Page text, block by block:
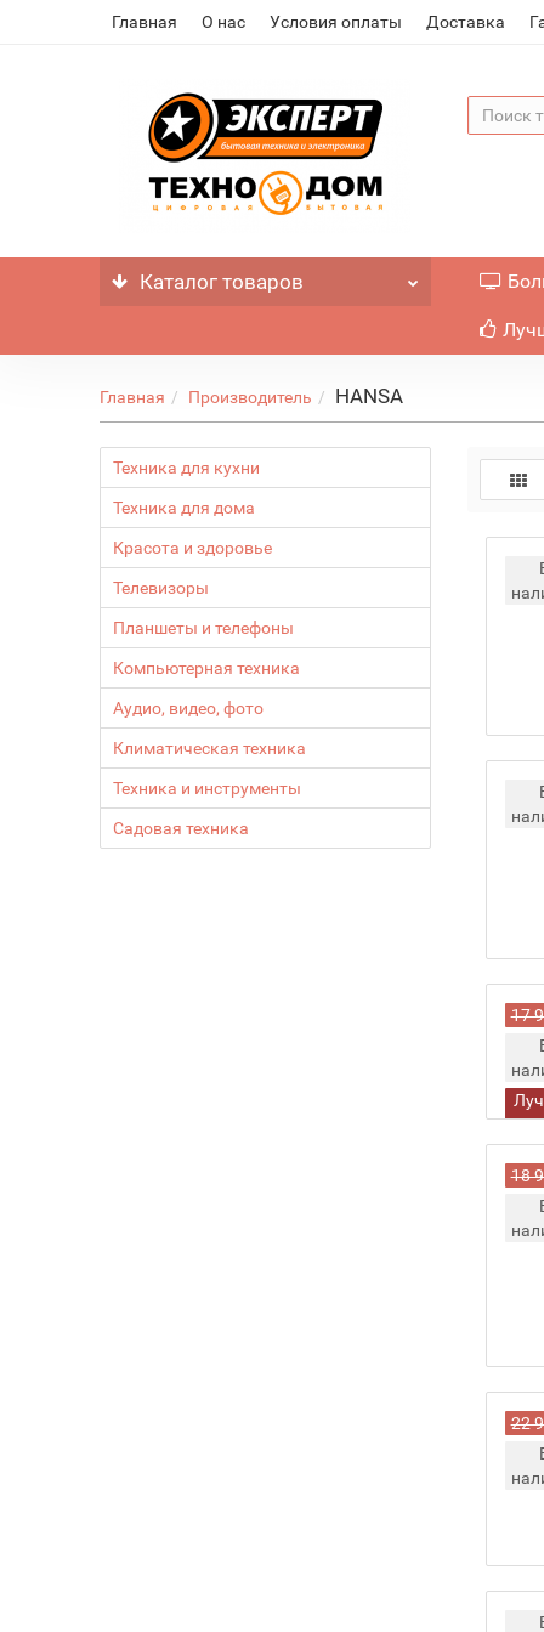
Главная О нас Условия оплаты Доставка
Каталог товаров
Главная Производитель HANSA
Техника для кухни
Техника для дома
Красота и здоровье
Телевизоры
Планшеты и телефоны
Компьютерная техника
Аудио, видео, фото
Климатическая техника
Техника и инструменты
Садовая техника
17
18
22